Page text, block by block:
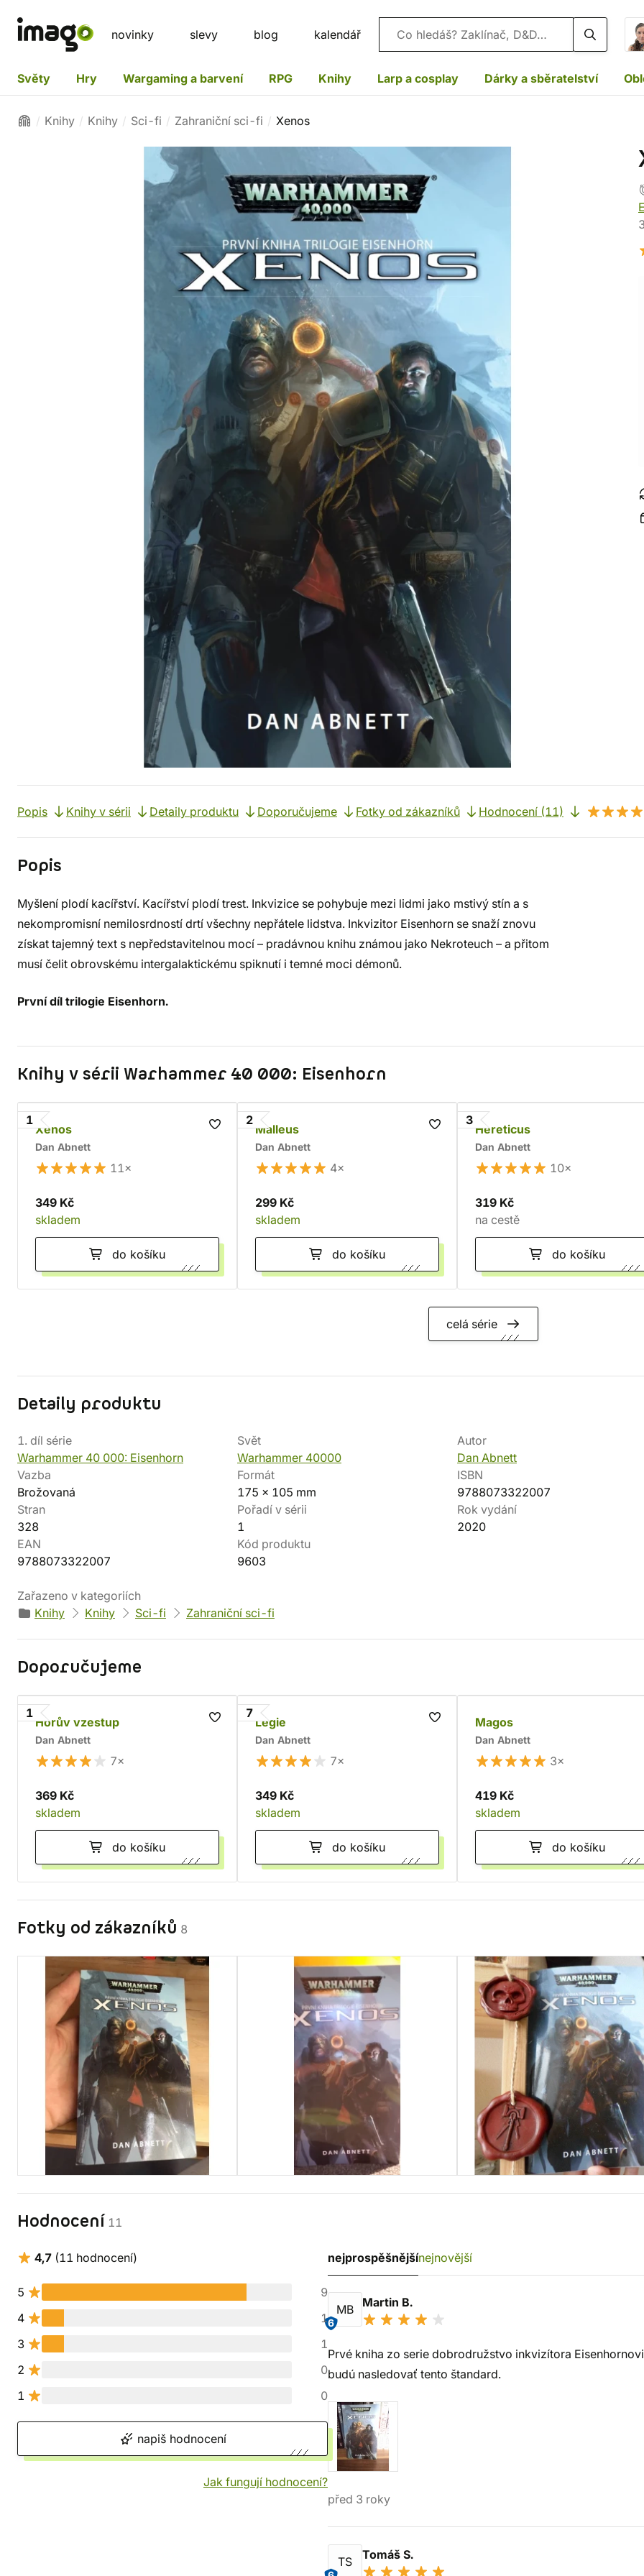
novinky slevy blog kalendář Vyhledávání
Světy Hry Wargaming a barvení RPG Knihy Larp a cosplay Dárky a sběratelství
Knihy Knihy Sci-fi Zahraniční sci-fi Xenos
Popis Knihy v sérii Detaily produktu Doporučujeme Fotky od zákazníků Hodnocení (11)
Popis
Myšlení plodí kacířství. Kacířství plodí trest. Inkvizice se pohybuje mezi lidmi jako mstivý stín a s
nekompromisní nemilosrdností drtí všechny nepřátele lidstva. Inkvizitor Eisenhorn se snaží znovu
získat tajemný text s nepředstavitelnou mocí – pradávnou knihu známou jako Nekroteuch – a přitom
musí čelit obrovskému intergalaktickému spiknutí i temné moci démonů.
První díl trilogie Eisenhorn.
Knihy v sérii Warhammer 40 000: Eisenhorn
1
Xenos
Dan Abnett
11×
349 Kč
skladem
do košíku
2
Malleus
Dan Abnett
4×
299 Kč
skladem
do košíku
3
Hereticus
Dan Abnett
10×
319 Kč
na cestě
do košíku
celá série
Detaily produktu
1. díl série
Warhammer 40 000: Eisenhorn
Svět
Warhammer 40000
Autor
Dan Abnett
Vazba
Brožovaná
Formát
175 x 105 mm
ISBN
9788073322007
Stran
328
Pořadí v sérii
1
Rok vydání
2020
EAN
9788073322007
Kód produktu
9603
Zařazeno v kategoriích
Knihy
Knihy Sci-fi Zahraniční sci-fi
Doporučujeme
1
Horův vzestup
Dan Abnett
7×
369 Kč
skladem
do košíku
7
Legie
Dan Abnett
7×
349 Kč
skladem
do košíku
Magos
Dan Abnett
3×
419 Kč
skladem
do košíku
Fotky od zákazníků 8
Hodnocení 11
4,7 (11 hodnocení)
5
9
4
1
3
1
2
0
1
0
napiš hodnocení
Jak fungují hodnocení?
nejprospěšnějšínejnovější
MB
6
Martin B.
Prvé kniha zo serie dobrodružstvo inkvizítora
budú nasledovať tento štandard.
před 3 roky
TS Tomáš S.